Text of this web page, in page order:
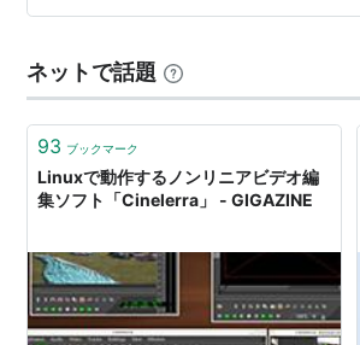
較的新しい記事だが、初心者向けでは
ト…
ネットで話題
93 ブックマーク
Linuxで動作するノンリニアビデオ編
集ソフト「Cinelerra」 - GIGAZINE